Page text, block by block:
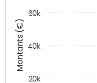
Montants (€)
20k
40k
60k